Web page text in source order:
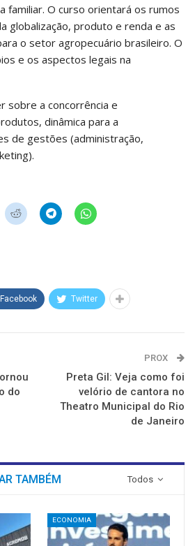
familiar. O curso orientará os rumos
globalização, produto e renda e as
o setor agropecuário brasileiro. O
e os aspectos legais na
sobre a concorrência e
dinâmica para a
de gestões (administração,
Clique
para
Clique
para
Clique
para
Facebook Twitter
do
PROX
Preta Gil: Veja como foi
velório de cantora no
Theatro Municipal do Rio
de Janeiro
Todos
TAMBÉM
ECONOMIA